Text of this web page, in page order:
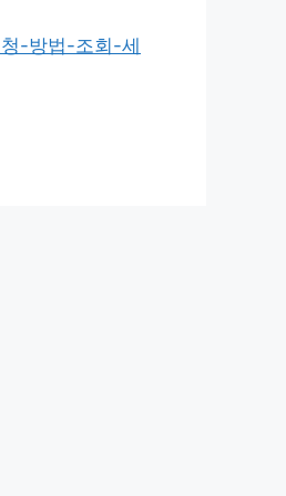
-방법-조회-세